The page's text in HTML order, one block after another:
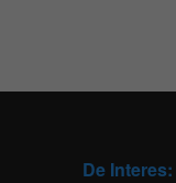
De Interes: